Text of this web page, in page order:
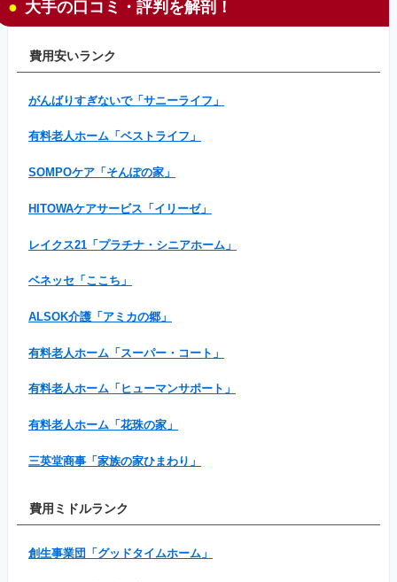
大手の口コミ・評判を解剖！
費用安いランク
がんばりすぎないで「サニーライフ」
有料老人ホーム「ベストライフ」
SOMPOケア「そんぽの家」
HITOWAケアサービス「イリーゼ」
レイクス21「プラチナ・シニアホーム」
ベネッセ「ここち」
ALSOK介護「アミカの郷」
有料老人ホーム「スーパー・コート」
有料老人ホーム「ヒューマンサポート」
有料老人ホーム「花珠の家」
三英堂商事「家族の家ひまわり」
費用ミドルランク
創生事業団「グッドタイムホーム」